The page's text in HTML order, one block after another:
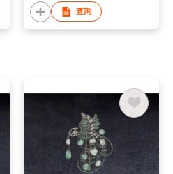
查詢